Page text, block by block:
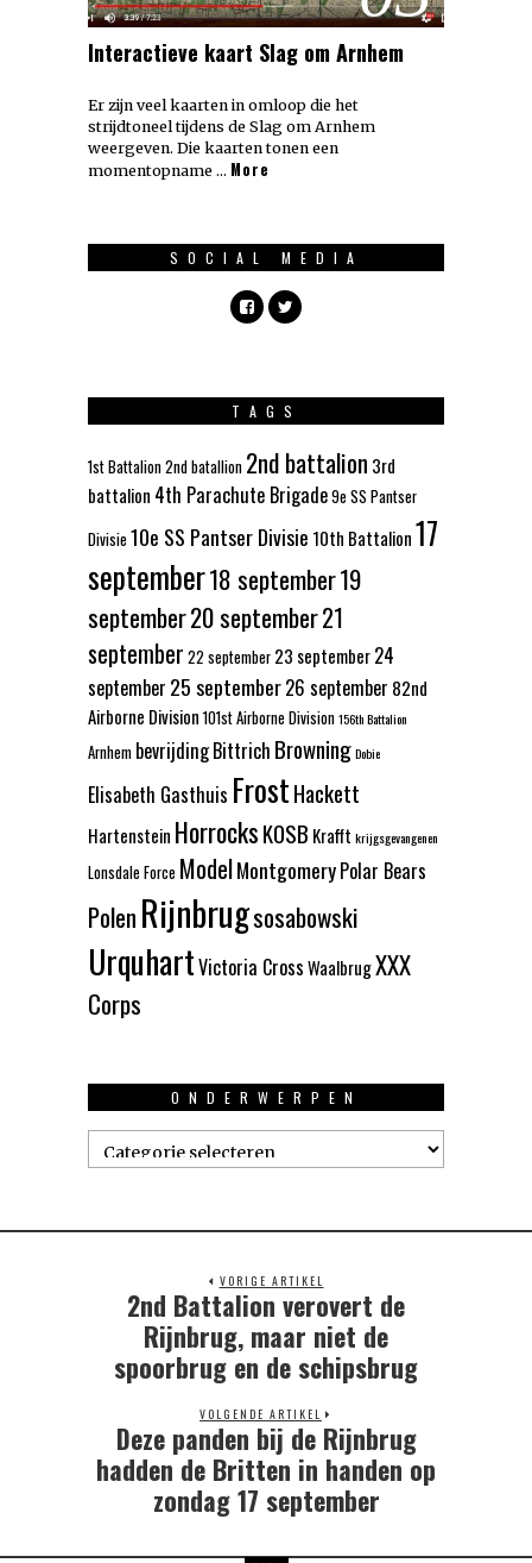
Interactieve kaart Slag om Arnhem
Er zijn veel kaarten in omloop die het
strijdtoneel tijdens de Slag om Arnhem
weergeven. Die kaarten tonen een
momentopname … More
SOCIAL MEDIA
TAGS
1st Battalion2nd batallion 2nd battalion 3rd
battalion 4th Parachute Brigade9e SS Pantser
Divisie 10e SS Pantser Divisie 10th Battalion17
september18 september19
september20 september21
september 22 september 23 september24
september 25 september26 september 82nd
Airborne Division 101st Airborne Division156th Battalion
Arnhem bevrijdingBittrich BrowningDobie
Elisabeth Gasthuis FrostHackett
Hartenstein HorrocksKOSB Krafft krijgsgevangenen
Lonsdale Force ModelMontgomeryPolar Bears
PolenRijnbrugsosabowski
UrquhartVictoria CrossWaalbrugXXX
Corps
ONDERWERPEN
Onderwerpen
VORIGE ARTIKEL
Previous
2nd Battalion verovert de
Rijnbrug, maar niet de
spoorbrug en de schipsbrug
VOLGENDE ARTIKEL
Next
post:
Deze panden bij de Rijnbrug
hadden de Britten in handen op
zondag 17 september